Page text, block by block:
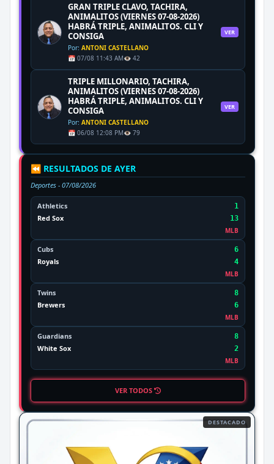
GRAN TRIPLE CLAVO, TACHIRA,
ANIMALITOS (VIERNES 07-08-2026)
HABRÁ TRIPLE, ANIMALITOS. CLI Y
CONSIGA
Por: ANTONI CASTELLANO
📅 07/08 11:43 AM👁️ 42
VER
TRIPLE MILLONARIO, TACHIRA,
ANIMALITOS (VIERNES 07-08-2026)
HABRÁ TRIPLE, ANIMALITOS. CLI Y
CONSIGA
Por: ANTONI CASTELLANO
📅 06/08 12:08 PM👁️ 79
VER
⏪ RESULTADOS DE AYER
Deportes - 07/08/2026
Athletics 1
Red Sox
13
MLB
Cubs 6
Royals
4
MLB
Twins 8
Brewers
6
MLB
Guardians 8
White Sox
2
MLB
VER TODOS
DESTACADO